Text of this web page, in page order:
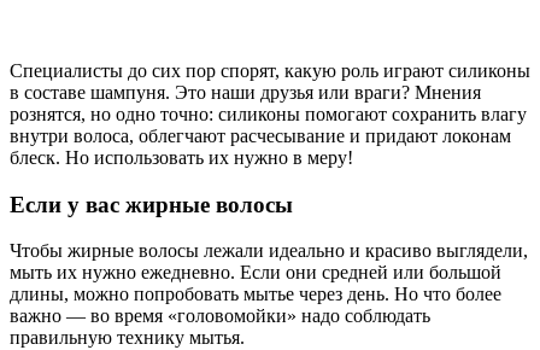
Специалисты до сих пор спорят, какую роль играют силиконы
в составе шампуня. Это наши друзья или враги? Мнения
рознятся, но одно точно: силиконы помогают сохранить влагу
внутри волоса, облегчают расчесывание и придают локонам
блеск. Но использовать их нужно в меру!
Если у вас жирные волосы
Чтобы жирные волосы лежали идеально и красиво выглядели,
мыть их нужно ежедневно. Если они средней или большой
длины, можно попробовать мытье через день. Но что более
важно — во время «головомойки» надо соблюдать
правильную технику мытья.